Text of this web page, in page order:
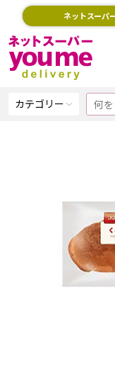
ネットスーパ
カテゴリー